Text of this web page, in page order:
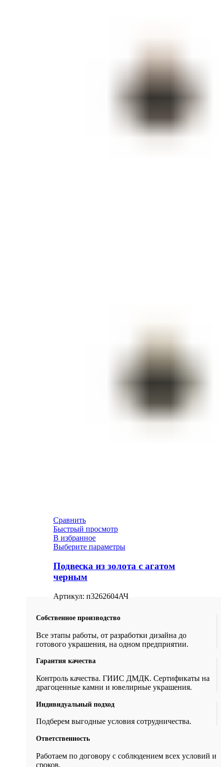
Сравнить
Быстрый просмотр
В избранное
Выберите параметры
Подвеска из золота с агатом
черным
Артикул: п3262604АЧ
Собственное производство
Все этапы работы, от разработки дизайна до
готового украшения, на одном предприятии.
Гарантия качества
Контроль качества. ГИИС ДМДК. Сертификаты на
драгоценные камни и ювелирные украшения.
Индивидуальный подход
Подберем выгодные условия сотрудничества.
Ответственность
Работаем по договору с соблюдением всех условий и
сроков.